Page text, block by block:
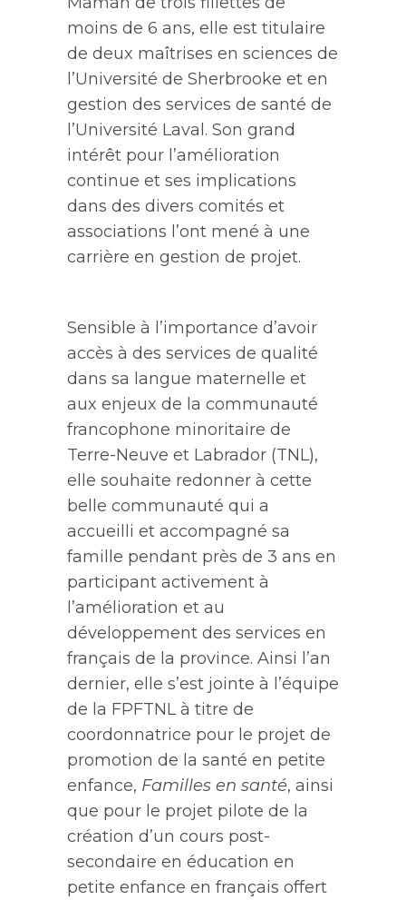
moins de 6 ans, elle est titulaire
de deux maîtrises en sciences de
l’Université de Sherbrooke et en
gestion des services de santé de
l’Université Laval. Son grand
intérêt pour l’amélioration
continue et ses implications
dans des divers comités et
associations l’ont mené à une
carrière en gestion de projet.
Sensible à l’importance d’avoir
accès à des services de qualité
dans sa langue maternelle et
aux enjeux de la communauté
francophone minoritaire de
Terre-Neuve et Labrador (TNL),
elle souhaite redonner à cette
belle communauté qui a
accueilli et accompagné sa
famille pendant près de 3 ans en
participant activement à
’amélioration et au
développement des services en
français de la province. Ainsi l’an
dernier, elle s’est jointe à l’équipe
de la FPFTNL à titre de
coordonnatrice pour le projet de
promotion de la santé en petite
enfance, Familles en santé, ainsi
que pour le projet pilote de la
création d’un cours post-
secondaire en éducation en
petite enfance en français offert